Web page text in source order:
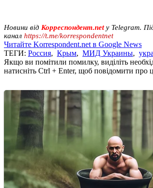
Новини від Корреспондент.netу Telegram.
канал https://t.me/korrespondentnet
Читайте Korrespondent.net в Google News
ТЕГИ: Россия, Крым, МИД Украины,
Якщо ви помітили помилку, виділіть
натисніть Ctrl + Enter, щоб повідомити про